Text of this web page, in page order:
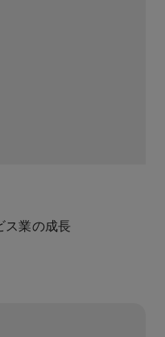
ス業の成長